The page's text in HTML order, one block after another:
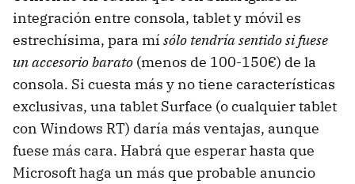
integración entre consola, tablet y móvil es
estrechísima, para mí sólo tendría sentido si fuese
un accesorio barato (menos de 100-150€) de la
consola. Si cuesta más y no tiene características
exclusivas, una tablet Surface (o cualquier tablet
con Windows RT) daría más ventajas, aunque
fuese más cara. Habrá que esperar hasta que
Microsoft haga un más que probable anuncio